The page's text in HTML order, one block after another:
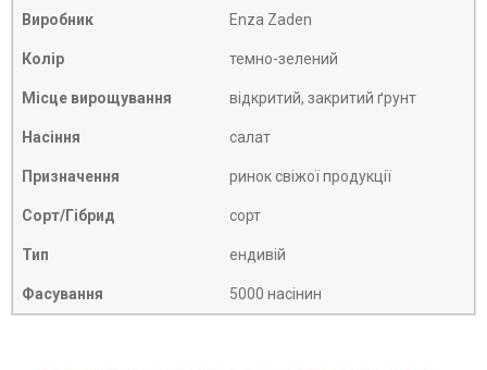
Виробник Enza Zaden
Колір темно-зелений
Місце вирощування відкритий, закритий ґрунт
Насіння салат
Призначення ринок свіжої продукції
Сорт/Гібрид сорт
Тип ендивій
Фасування 5000 насінин